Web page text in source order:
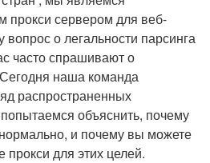
прокси сервером для веб-
вопрос о легальности парсинга
часто спрашивают о
наша команда
распространенных
объяснить, почему
и почему вы можете
прокси для этих целей.